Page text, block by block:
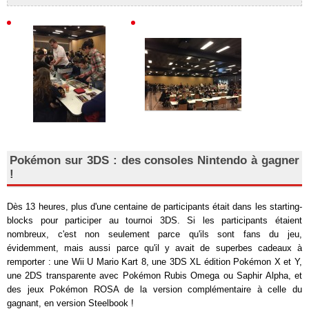
Pokémon sur 3DS : des consoles Nintendo à gagner
!
Dès 13 heures, plus d'une centaine de participants était dans les starting-
blocks pour participer au tournoi 3DS. Si les participants étaient
nombreux, c'est non seulement parce qu'ils sont fans du jeu,
évidemment, mais aussi parce qu'il y avait de superbes cadeaux à
remporter : une Wii U Mario Kart 8, une 3DS XL édition Pokémon X et Y,
une 2DS transparente avec Pokémon Rubis Omega ou Saphir Alpha, et
des jeux Pokémon ROSA de la version complémentaire à celle du
gagnant, en version Steelbook !